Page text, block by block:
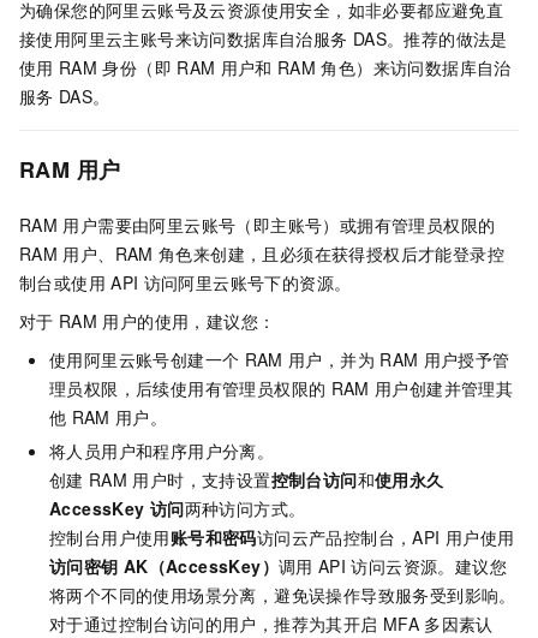
为确保您的阿里云账号及云资源使用安全，如非必要都应避免直
接使用阿里云主账号来访问数据库自治服务 DAS。推荐的做法是
使用 RAM 身份（即 RAM 用户和 RAM 角色）来访问数据库自治
服务 DAS。
RAM 用户
RAM 用户需要由阿里云账号（即主账号）或拥有管理员权限的
RAM 用户、RAM 角色来创建，且必须在获得授权后才能登录控
制台或使用 API 访问阿里云账号下的资源。
对于 RAM 用户的使用，建议您：
使用阿里云账号创建一个 RAM 用户，并为 RAM 用户授予管
理员权限，后续使用有管理员权限的 RAM 用户创建并管理其
他 RAM 用户。
将人员用户和程序用户分离。
创建 RAM 用户时，支持设置控制台访问和使用永久
AccessKey 访问两种访问方式。
控制台用户使用账号和密码访问云产品控制台，API 用户使用
访问密钥 AK（AccessKey） 调用 API 访问云资源。建议您
将两个不同的使用场景分离，避免误操作导致服务受到影响。
对于通过控制台访问的用户，推荐为其开启 MFA 多因素认